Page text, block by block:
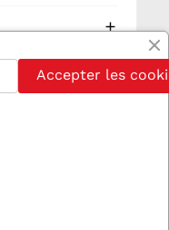

Accepter les